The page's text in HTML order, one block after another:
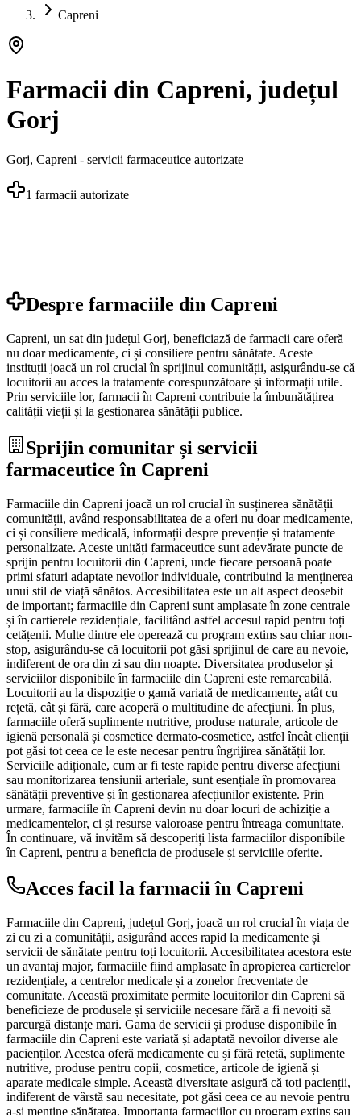
Capreni
Farmacii din Capreni, județul
Gorj
Gorj, Capreni - servicii farmaceutice autorizate
1 farmacii autorizate
Despre farmaciile din Capreni
Capreni, un sat din județul Gorj, beneficiază de farmacii care oferă
nu doar medicamente, ci și consiliere pentru sănătate. Aceste
instituții joacă un rol crucial în sprijinul comunității, asigurându-se că
locuitorii au acces la tratamente corespunzătoare și informații utile.
Prin serviciile lor, farmacii în Capreni contribuie la îmbunătățirea
calității vieții și la gestionarea sănătății publice.
Sprijin comunitar și servicii
farmaceutice în Capreni
Farmaciile din Capreni joacă un rol crucial în susținerea sănătății
comunității, având responsabilitatea de a oferi nu doar medicamente,
ci și consiliere medicală, informații despre prevenție și tratamente
personalizate. Aceste unități farmaceutice sunt adevărate puncte de
sprijin pentru locuitorii din Capreni, unde fiecare persoană poate
primi sfaturi adaptate nevoilor individuale, contribuind la menținerea
unui stil de viață sănătos. Accesibilitatea este un alt aspect deosebit
de important; farmaciile din Capreni sunt amplasate în zone centrale
și în cartierele rezidențiale, facilitând astfel accesul rapid pentru toți
cetățenii. Multe dintre ele operează cu program extins sau chiar non-
stop, asigurându-se că locuitorii pot găsi sprijinul de care au nevoie,
indiferent de ora din zi sau din noapte. Diversitatea produselor și
serviciilor disponibile în farmaciile din Capreni este remarcabilă.
Locuitorii au la dispoziție o gamă variată de medicamente, atât cu
rețetă, cât și fără, care acoperă o multitudine de afecțiuni. În plus,
farmaciile oferă suplimente nutritive, produse naturale, articole de
igienă personală și cosmetice dermato-cosmetice, astfel încât clienții
pot găsi tot ceea ce le este necesar pentru îngrijirea sănătății lor.
Serviciile adiționale, cum ar fi teste rapide pentru diverse afecțiuni
sau monitorizarea tensiunii arteriale, sunt esențiale în promovarea
sănătății preventive și în gestionarea afecțiunilor existente. Prin
urmare, farmaciile în Capreni devin nu doar locuri de achiziție a
medicamentelor, ci și resurse valoroase pentru întreaga comunitate.
În continuare, vă invităm să descoperiți lista farmaciilor disponibile
în Capreni, pentru a beneficia de produsele și serviciile oferite.
Acces facil la farmacii în Capreni
Farmaciile din Capreni, județul Gorj, joacă un rol crucial în viața de
zi cu zi a comunității, asigurând acces rapid la medicamente și
servicii de sănătate pentru toți locuitorii. Accesibilitatea acestora este
un avantaj major, farmaciile fiind amplasate în apropierea cartierelor
rezidențiale, a centrelor medicale și a zonelor frecventate de
comunitate. Această proximitate permite locuitorilor din Capreni să
beneficieze de produsele și serviciile necesare fără a fi nevoiți să
parcurgă distanțe mari. Gama de servicii și produse disponibile în
farmaciile din Capreni este variată și adaptată nevoilor diverse ale
pacienților. Acestea oferă medicamente cu și fără rețetă, suplimente
nutritive, produse pentru copii, cosmetice, articole de igienă și
aparate medicale simple. Această diversitate asigură că toți pacienții,
indiferent de vârstă sau necesitate, pot găsi ceea ce au nevoie pentru
a-și menține sănătatea. Importanța farmaciilor cu program extins sau